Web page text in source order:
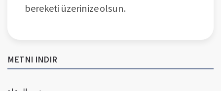
bereketi üzerinize olsun.
METNI INDIR